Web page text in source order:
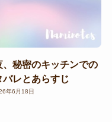
、秘密のキッチンでの
バレとあらすじ
年6月18日